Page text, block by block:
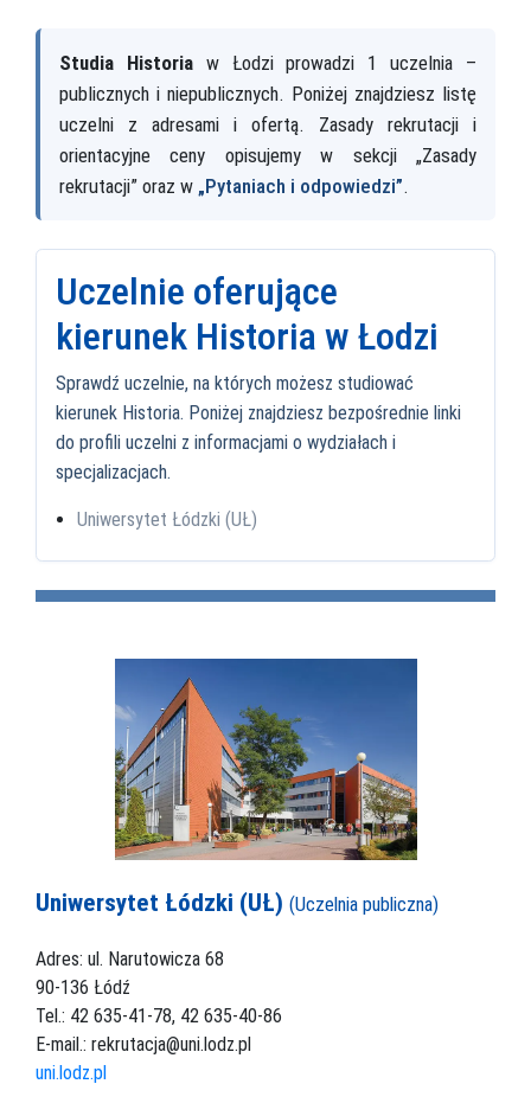
Studia Historiaw Łodzi prowadzi 1 uczelnia –
publicznych i niepublicznych. Poniżej znajdziesz listę
uczelni z adresami i ofertą. Zasady rekrutacji i
orientacyjne ceny opisujemy w sekcji „Zasady
rekrutacji” oraz w „Pytaniach i odpowiedzi”.
Uczelnie oferujące
kierunek Historia w Łodzi
Sprawdź uczelnie, na których możesz studiować
kierunek Historia. Poniżej znajdziesz bezpośrednie linki
do profili uczelni z informacjami o wydziałach i
specjalizacjach.
Uniwersytet Łódzki (UŁ)
Uniwersytet Łódzki (UŁ) (Uczelnia publiczna)
Adres: ul. Narutowicza 68
90-136 Łódź
Tel.: 42 635-41-78, 42 635-40-86
E-mail.: rekrutacja@uni.lodz.pl
uni.lodz.pl